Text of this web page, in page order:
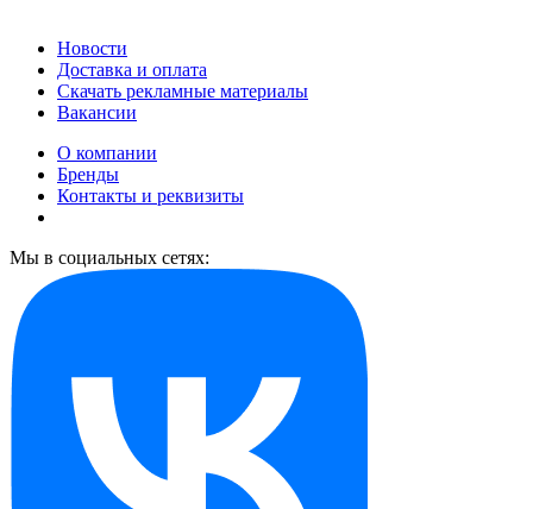
Новости
Доставка и оплата
Скачать рекламные материалы
Вакансии
О компании
Бренды
Контакты и реквизиты
Мы в социальных сетях: